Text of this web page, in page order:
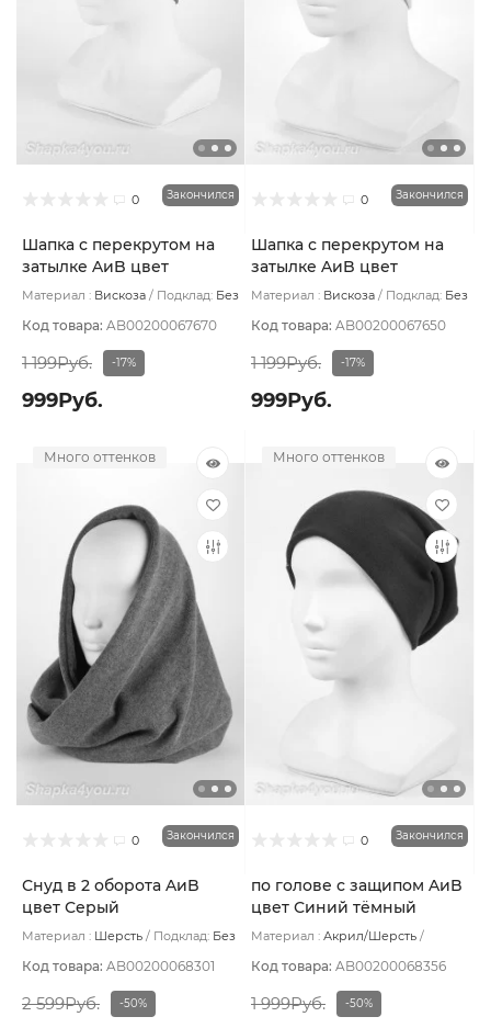
0 Закончился
Шапка с перекрутом на
затылке AиB цвет
Мокрого асфальта
Материал : Вискоза Подклад: Без
Код товара: AB00200067670
1 199Руб. -17%
999Руб.
0 Закончился
Шапка с перекрутом на
затылке AиB цвет
Бежевый
Материал : Вискоза Подклад: Без
Код товара: AB00200067650
1 199Руб. -17%
999Руб.
Много оттенков
0 Закончился
Снуд в 2 оборота AиB
цвет Серый
Материал : Шерсть Подклад: Без
Код товара: AB00200068301
2 599Руб. -50%
Много оттенков
0 Закончился
по голове с защипом AиB
цвет Синий тёмный
Материал : Акрил/Шерсть
Код товара: AB00200068356
1 999Руб. -50%